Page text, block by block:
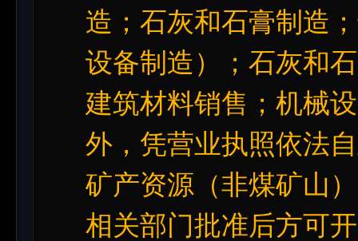
造；石灰和石膏制造
设备制造）；石灰和
建筑材料销售；机械
外，凭营业执照依法
矿产资源（非煤矿山
相关部门批准后方可